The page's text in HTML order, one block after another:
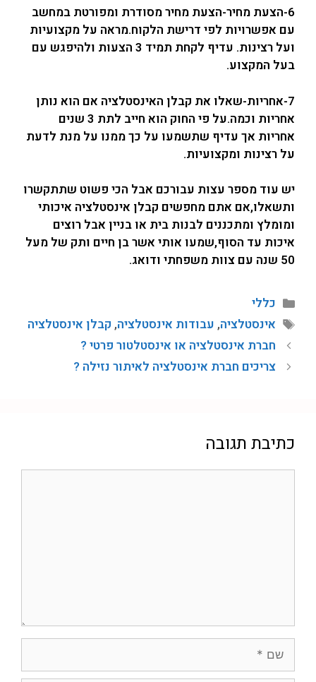
6-הצעת מחיר-הצעת מחיר מסודרת ומפורטת במחשב
עם אפשרויות לפי דרישת הלקוח.מראה על מקצועיות
ועל רצינות. עדיף לקחת תמיד 3 הצעות ולהיפגש עם
בעל המקצוע.
7-אחריות-שאלו את קבלן האינסטלציה אם הוא נותן
אחריות וכמה.על פי החוק הוא חייב לתת 3 שנים
אחריות אך עדיף שתשמעו על כך ממנו על מנת לדעת
על רצינות ומקצועיות.
יש עוד מספר עצות עבורכם אבל הכי פשוט שתתקשרו
ותשאלו,אם אתם מחפשים קבלן אינסטלציה איכותי
ומומלץ ומתכננים לבנות בית או בניין אבל רוצים
איכות עד הסוף,שמעו אותי אשר בן חיים ותק של מעל
50 שנה עם צוות משפחתי ודואג.
כללי
אינסטלציה, עבודות אינסטלציה, קבלן אינסטלציה
חברת אינסטלציה או אינסטלטור פרטי ?
צריכים חברת אינסטלציה לאיתור נזילה ?
כתיבת תגובה